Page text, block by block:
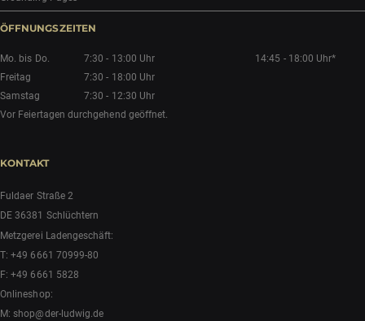
ÖFFNUNGSZEITEN
Mo. bis Do. 7:30 - 13:00 Uhr
14:45 - 18:00 Uhr*
Freitag
7:30 - 18:00 Uhr
Samstag
7:30 - 12:30 Uhr
Vor Feiertagen durchgehend geöffnet.
KONTAKT
Fuldaer Straße 2
DE 36381 Schlüchtern
Metzgerei Ladengeschäft:
T:+49 6661 70999-80
F: +49 6661 5828
Onlineshop:
M:shop@der-ludwig.de